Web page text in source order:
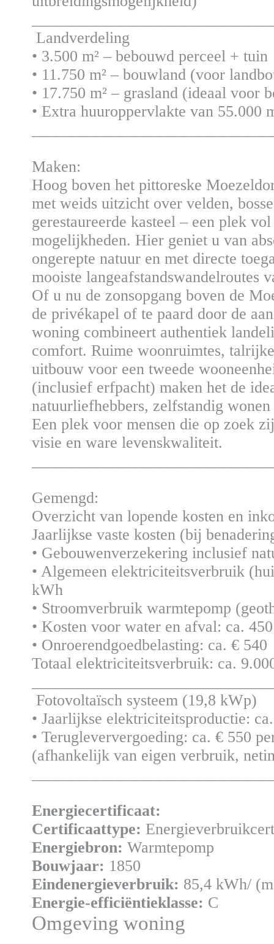
Landverdeling
• 3.500 m² – bebouwd perceel + tuin
• 11.750 m² – bouwland (voor
• 17.750 m² – grasland (ideaal voor
• Extra huuroppervlakte van 55.000
Maken:
Hoog boven het pittoreske
met weids uitzicht over velden,
gerestaureerde kasteel – een plek
mogelijkheden. Hier geniet u van
ongerepte natuur en met directe
mooiste langeafstandswandelroutes
Of u nu de zonsopgang boven de
de privékapel of te paard door de
woning combineert authentiek
comfort. Ruime woonruimtes,
uitbouw voor een tweede
(inclusief erfpacht) maken het de
natuurliefhebbers, zelfstandig
Een plek voor mensen die op zoek
visie en ware levenskwaliteit.
Gemengd:
Overzicht van lopende kosten en
Jaarlijkse vaste kosten (bij
• Gebouwenverzekering inclusief
• Algemeen elektriciteitsverbruik
kWh
• Stroomverbruik warmtepomp
• Kosten voor water en afval: ca.
• Onroerendgoedbelasting: ca. € 540
Totaal elektriciteitsverbruik: ca.
Fotovoltaïsch systeem (19,8 kWp)
• Jaarlijkse elektriciteitsproductie:
• Terugleververgoeding: ca. € 550
(afhankelijk van eigen verbruik,
Energiecertificaat:
Certificaattype:
Energiebron: Warmtepomp
Bouwjaar: 1850
Eindenergieverbruik: 85,4 kWh/
Energie-efficiëntieklasse: C
Omgeving woning